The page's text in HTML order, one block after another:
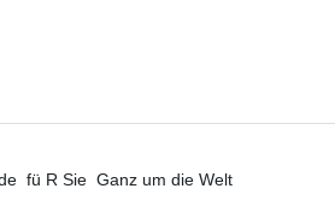
fü R Sie Ganz um die Welt